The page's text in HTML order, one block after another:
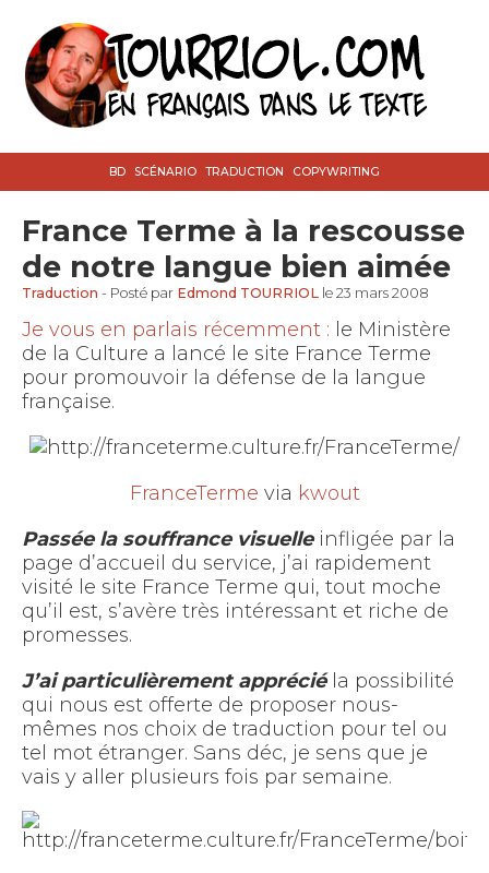
BD SCÉNARIO TRADUCTION COPYWRITING
France Terme à la rescousse
de notre langue bien aimée
Traduction - Posté par Edmond TOURRIOL le 23 mars 2008
Je vous en parlais récemment : le Ministère
de la Culture a lancé le site France Terme
pour promouvoir la défense de la langue
française.
FranceTerme via kwout
Passée la souffrance visuelleinfligée par la
page d’accueil du service, j’ai rapidement
visité le site France Terme qui, tout moche
qu’il est, s’avère très intéressant et riche de
promesses.
J’ai particulièrement appréciéla possibilité
qui nous est offerte de proposer nous-
mêmes nos choix de traduction pour tel ou
tel mot étranger. Sans déc, je sens que je
vais y aller plusieurs fois par semaine.